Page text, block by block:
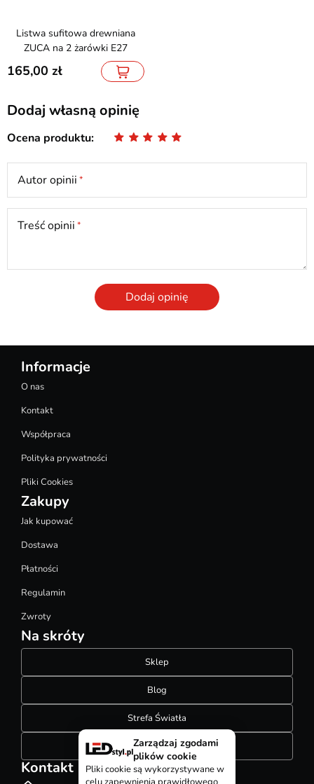
Listwa sufitowa drewniana
ZUCA na 2 żarówki E27
165,00
Dodaj własną opinię
Ocena produktu
Autor opinii
Treść opinii
Dodaj opinię
Informacje
O nas
Kontakt
Współpraca
Polityka prywatności
Pliki Cookies
Zakupy
Jak kupować
Dostawa
Płatności
Regulamin
Zwroty
Na skróty
Sklep
Blog
Strefa Światła
Konfigurator szynoprzewodów
Kontakt
Zarządzaj zgodami
plików cookie
Pliki cookie są wykorzystywane w